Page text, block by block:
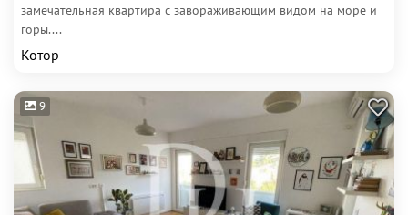
замечательная квартира с завораживающим видом на море и
горы....
Котор
9